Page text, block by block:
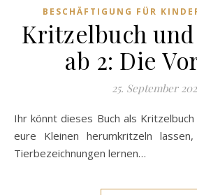
BESCHÄFTIGUNG FÜR
Kritzelbuch
ab 2: Die
25. September
Ihr könnt dieses Buch als Kritzelbuch ab 1 Jahr nutzen und
eure Kleinen herumkritzeln
Tierbezeichnungen lernen…